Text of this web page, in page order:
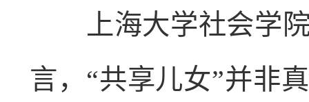
上海大学社会学院
言，“共享儿女”并非